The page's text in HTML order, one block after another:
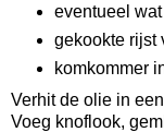
eventueel
gekookte rijst
komkommer
Verhit de olie in
Voeg knoflook,